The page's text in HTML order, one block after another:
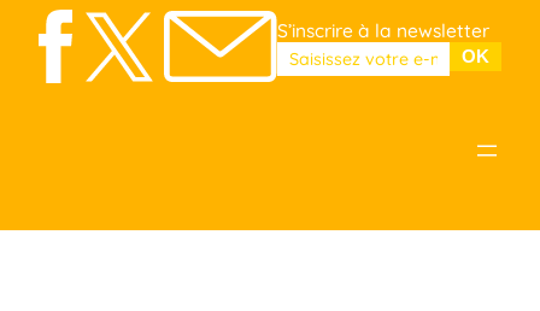
S’inscrire à la newsletter
Veuillez laisser ce champ